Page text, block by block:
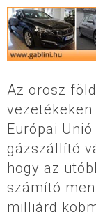
Az orosz
Európai
gázszállító
hogy az
számító
milliárd